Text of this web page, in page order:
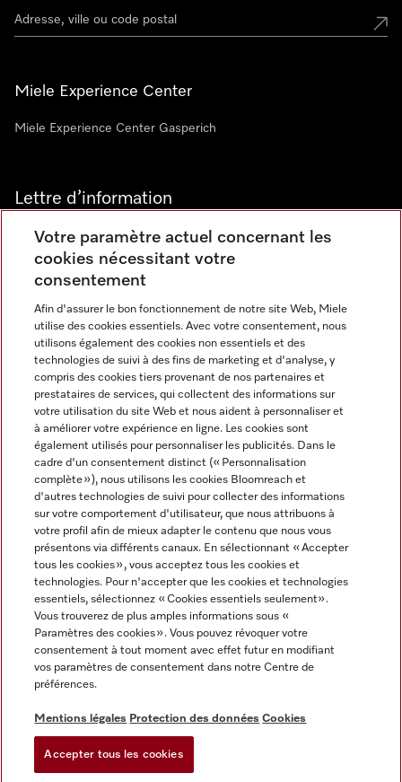
Miele Experience Center
Miele Experience Center Gasperich
Lettre d’information
Langue
FRANCAIS
Informations légales
CGV
Conditions d’utilisation
Déclaration d'accessibilité
Digital Services Act
Miele sur Instagram
Miele sur Youtube
Votre paramètre actuel concernant les
cookies nécessitant votre
consentement
Afin d'assurer le bon fonctionnement de notre site Web, Miele
utilise des cookies essentiels. Avec votre consentement, nous
utilisons également des cookies non essentiels et des
technologies de suivi à des fins de marketing et d'analyse, y
compris des cookies tiers provenant de nos partenaires et
prestataires de services, qui collectent des informations sur
votre utilisation du site Web et nous aident à personnaliser et
à améliorer votre expérience en ligne. Les cookies sont
également utilisés pour personnaliser les publicités. Dans le
cadre d'un consentement distinct (« Personnalisation
complète »), nous utilisons les cookies Bloomreach et
d'autres technologies de suivi pour collecter des informations
sur votre comportement d'utilisateur, que nous attribuons à
votre profil afin de mieux adapter le contenu que nous vous
présentons via différents canaux. En sélectionnant « Accepter
tous les cookies », vous acceptez tous les cookies et
technologies. Pour n'accepter que les cookies et technologies
essentiels, sélectionnez « Cookies essentiels seulement».
Vous trouverez de plus amples informations sous «
Paramètres des cookies ». Vous pouvez révoquer votre
consentement à tout moment avec effet futur en modifiant
vos paramètres de consentement dans notre Centre de
préférences.
Mentions légales Protection des données Cookies
Accepter tous les cookies